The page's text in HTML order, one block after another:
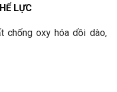
LỰC
chống oxy hóa dồi dào,